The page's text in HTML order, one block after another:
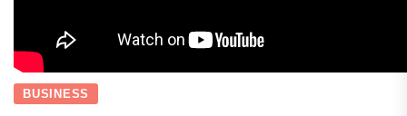
BUSINESS